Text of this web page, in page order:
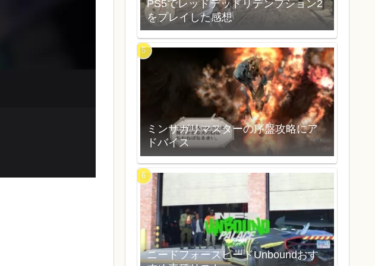
PS5でレッドデッドリデンプション2
をプレイした感想
ミンサガリマスターの序盤攻略にア
ドバイス
ニードフォースピードUnboundおす